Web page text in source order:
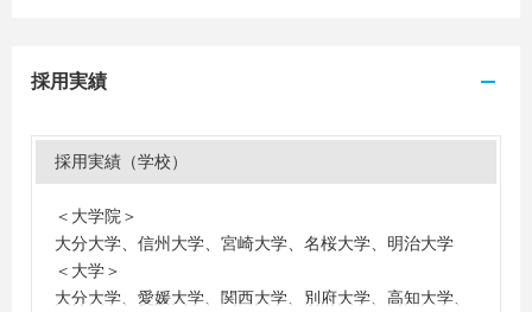
採用実績
採用実績（学校）
＜大学院＞
大分大学、信州大学、宮崎大学、名桜大学、明治大学
＜大学＞
大分大学、愛媛大学、関西大学、別府大学、高知大学、